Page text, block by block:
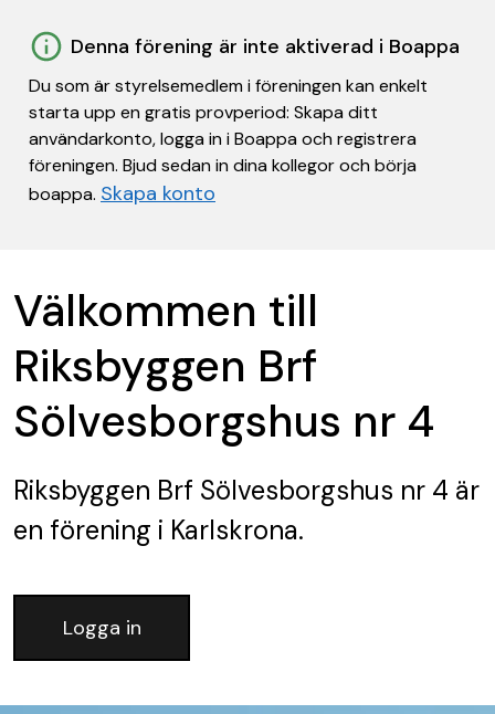
Denna förening är inte aktiverad i Boappa
Du som är styrelsemedlem i föreningen kan enkelt
starta upp en gratis provperiod: Skapa ditt
användarkonto, logga in i Boappa och registrera
föreningen. Bjud sedan in dina kollegor och börja
boappa. Skapa konto
Välkommen till
Riksbyggen Brf
Sölvesborgshus nr 4
Riksbyggen Brf Sölvesborgshus nr 4 är
en förening i Karlskrona.
Logga in